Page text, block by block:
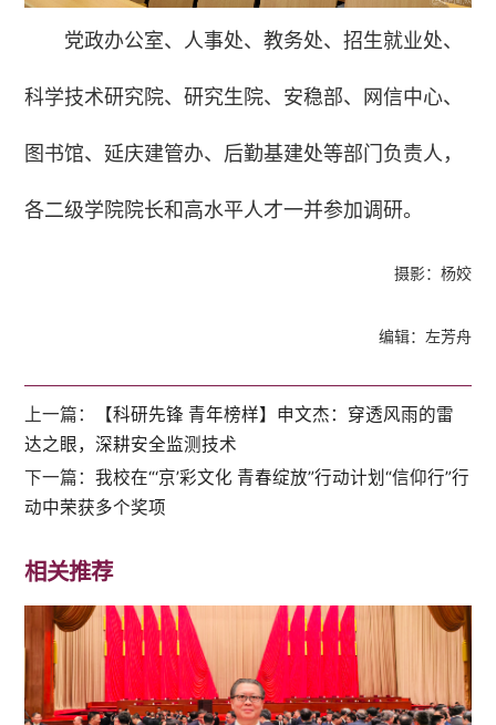
党政办公室、人事处、教务处、招生就业处、
科学技术研究院、研究生院、安稳部、网信中心、
图书馆、延庆建管办、后勤基建处等部门负责人，
各二级学院院长和高水平人才一并参加调研。
摄影：杨姣
编辑：左芳舟
上一篇：
【科研先锋 青年榜样】申文杰：穿透风雨的雷
达之眼，深耕安全监测技术
下一篇：我校在“‘京’彩文化 青春绽放”行动计划“信仰行”行
动中荣获多个奖项
相关推荐